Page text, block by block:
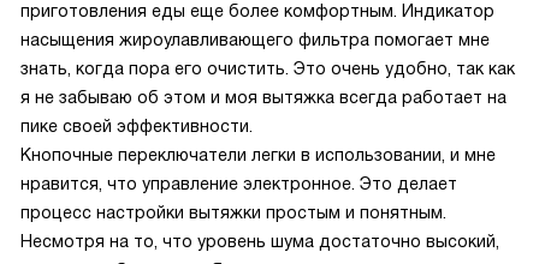
приготовления еды еще более комфортным. Индикатор
насыщения жироулавливающего фильтра помогает мне
знать, когда пора его очистить. Это очень удобно, так как
я не забываю об этом и моя вытяжка всегда работает на
пике своей эффективности.
Кнопочные переключатели легки в использовании, и мне
нравится, что управление электронное. Это делает
процесс настройки вытяжки простым и понятным.
Несмотря на то, что уровень шума достаточно высокий,